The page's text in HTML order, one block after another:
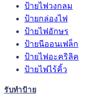
ป้ายไฟวงกลม
ป้ายกล่องไฟ
ป้ายไฟอักษร
ป้ายนีออนเฟล็ก
ป้ายไฟอะคริลิค
ป้ายไฟไร้คิ้ว
รับทำป้าย